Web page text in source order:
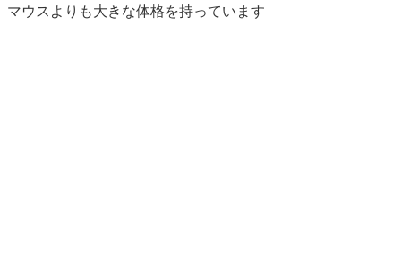
マウスよりも大きな体格を持っています